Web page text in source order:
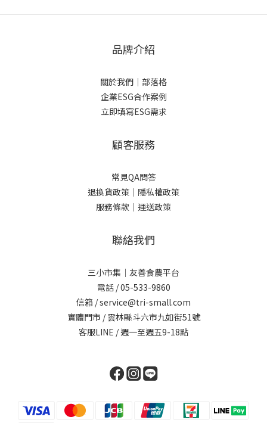
品牌介紹
關於我們 ｜ 部落格
企業ESG合作案例
立即填寫ESG需求
顧客服務
常見QA問答
退換貨政策｜ 隱私權政策
服務條款｜ 運送政策
聯絡我們
三小市集｜友善食農平台
電話 / 05-533-9860
信箱 / service@tri-small.com
實體門市 / 雲林縣斗六市九如街51號
客服LINE / 週一至週五9-18點